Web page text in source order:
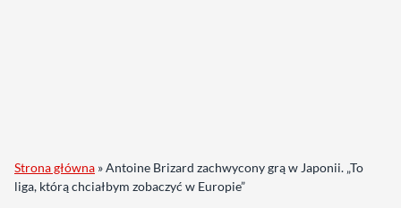
Strona główna »Antoine Brizard zachwycony grą w Japonii. „To
liga, którą chciałbym zobaczyć w Europie”